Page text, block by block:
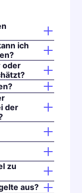
ich
oder
der
zu
aus?